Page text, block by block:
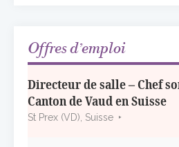
Offres d’emploi
Directeur de salle – Chef
Canton de Vaud en Suisse
St Prex (VD), Suisse